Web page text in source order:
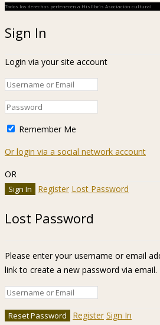
Todos los derechos pertenecen a Hislibris Asociación cultural
Sign In
Login via your site account
Remember Me
Or login via a social network account
OR
Register Lost Password
Lost Password
Please enter your username or email
link to create a new password via email.
Register Sign In